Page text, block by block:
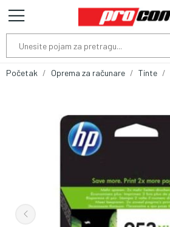
Početak Oprema za računare Tinte